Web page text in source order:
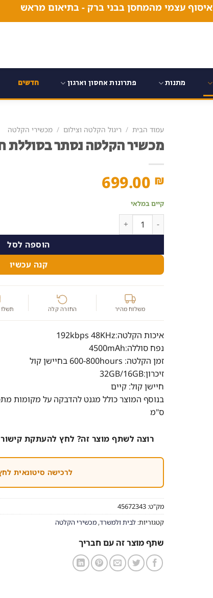
איסוף עצמי מהמחסן בבני ברק - בתיאום מראש
מתנות פתרונות אחסון וארגון חדשים
עמוד הבית / ריגול הקלטה וצילום / מכשירי הקלטה
מכשיר הקלטה נסתר בסוללת
699.00 ₪
קיים במלאי
כמות של מכשיר הקלטה נסתר בסוללת חרום
הוספה לסל
קנה עכשיו
משלוח מהיר החזרה קלה
איכות הקלטה:192kbps 48KHz
נפח סוללה:4500mAh
זמן הקלטה: 600-800hours בחיישן קול
זיכרון:32GB/16GB
חיישן קול: קיים
ס"מ
רוצה לשתף מוצר זה? לחץ להעתקת
לרכישה סיטונאית
מק"ט: 45672343
קטגוריות: לבית ולמשרד, מכשירי הקלטה
שתף מוצר זה עם חבריך